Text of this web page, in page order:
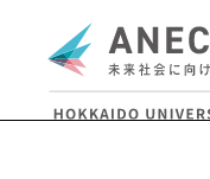
Skip to content